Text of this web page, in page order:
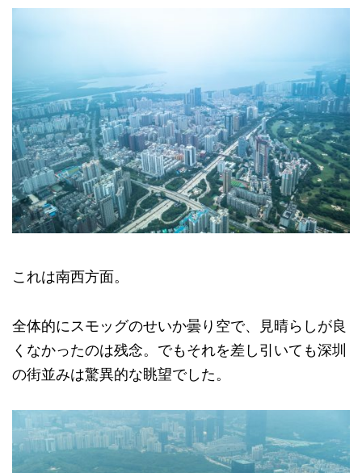
これは南西方面。
全体的にスモッグのせいか曇り空で、見晴らしが良
くなかったのは残念。でもそれを差し引いても深圳
の街並みは驚異的な眺望でした。